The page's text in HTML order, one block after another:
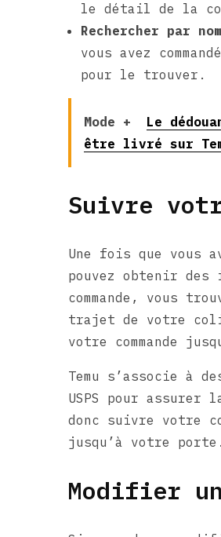
le détail de la
Rechercher par
vous avez
pour le trouver.
Mode +
Le
être livré sur
Suivre
Une fois que vous
pouvez obtenir
commande, vous
trajet de votre
votre commande
Temu s’associe à
USPS pour assurer
donc suivre votre
jusqu’à votre porte.
Modifier